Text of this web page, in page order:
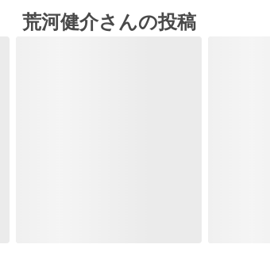
荒河健介さんの投稿